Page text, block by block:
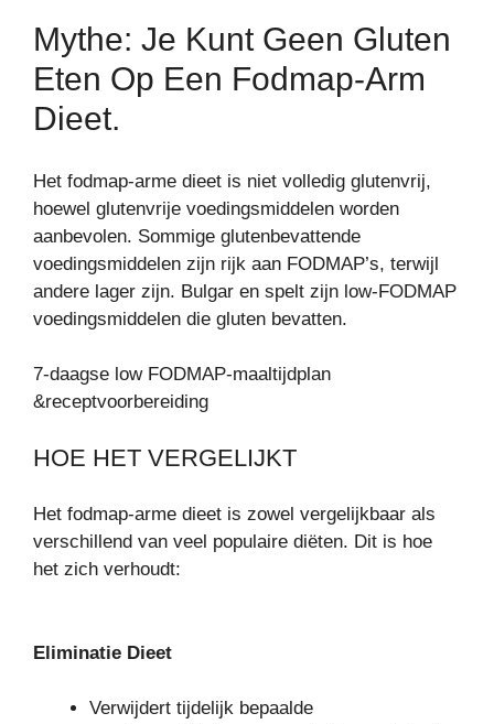
Mythe: Je Kunt Geen Gluten
Eten Op Een Fodmap-Arm
Dieet.
Het fodmap-arme dieet is niet volledig glutenvrij,
hoewel glutenvrije voedingsmiddelen worden
aanbevolen. Sommige glutenbevattende
voedingsmiddelen zijn rijk aan FODMAP’s, terwijl
andere lager zijn. Bulgar en spelt zijn low-FODMAP
voedingsmiddelen die gluten bevatten.
7-daagse low FODMAP-maaltijdplan
&receptvoorbereiding
HOE HET VERGELIJKT
Het fodmap-arme dieet is zowel vergelijkbaar als
verschillend van veel populaire diëten. Dit is hoe
het zich verhoudt:
Eliminatie Dieet
Verwijdert tijdelijk bepaalde